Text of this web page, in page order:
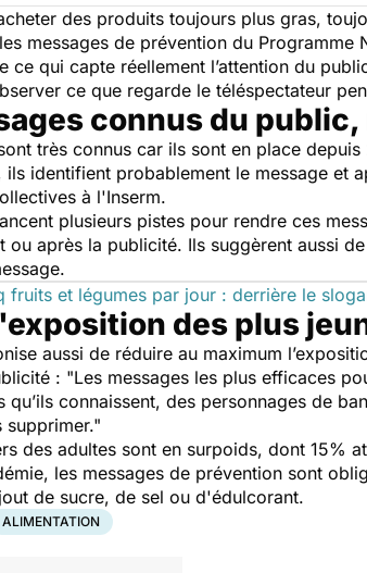
des produits toujours plus gras,
messages de prévention du
ce qui capte réellement l’attention du
ce que regarde le téléspectateur
connus du
très connus car ils sont en place
ils identifient probablement le message et
à l'Inserm.
plusieurs pistes pour rendre ces
ou après la publicité. Ils suggèrent aussi
fruits et légumes par jour : derrière le
des plus
aussi de réduire au maximum
: "Les messages les plus efficaces
qu’ils connaissent, des personnages de
supprimer."
des adultes sont en surpoids, dont 15%
les messages de prévention sont
de sucre, de sel ou d'édulcorant.
ALIMENTATION